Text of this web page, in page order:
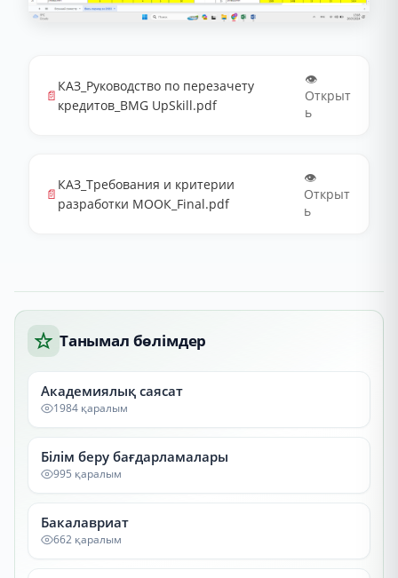
📄
КАЗ_Руководство по перезачету
кредитов_BMG UpSkill.pdf
👁️
Открыт
ь
📄
КАЗ_Требования и критерии
разработки МООК_Final.pdf
👁️
Открыт
ь
Танымал бөлімдер
Академиялық саясат
1984 қаралым
Білім беру бағдарламалары
995 қаралым
Бакалавриат
662 қаралым